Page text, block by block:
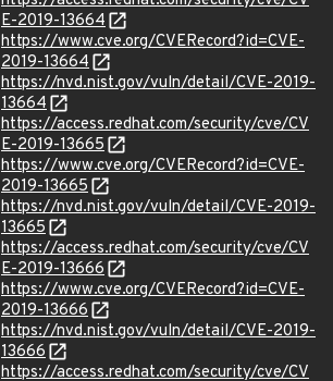
E-2019-13664
https://www.cve.org/CVERecord?id=CVE-
2019-13664
https://nvd.nist.gov/vuln/detail/CVE-2019-
13664
https://access.redhat.com/security/cve/CV
E-2019-13665
https://www.cve.org/CVERecord?id=CVE-
2019-13665
https://nvd.nist.gov/vuln/detail/CVE-2019-
13665
https://access.redhat.com/security/cve/CV
E-2019-13666
https://www.cve.org/CVERecord?id=CVE-
2019-13666
https://nvd.nist.gov/vuln/detail/CVE-2019-
13666
https://access.redhat.com/security/cve/CV